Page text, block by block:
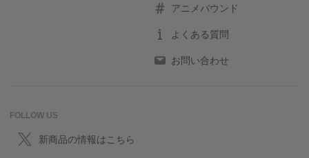
アニメバウンド
よくある質問
お問い合わせ
FOLLOW US
新商品の情報はこちら